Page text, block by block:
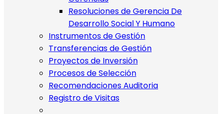
Resoluciones de Gerencia De
Desarrollo Social Y Humano
Instrumentos de Gestión
Transferencias de Gestión
Proyectos de Inversión
Procesos de Selección
Recomendaciones Auditoria
Registro de Visitas